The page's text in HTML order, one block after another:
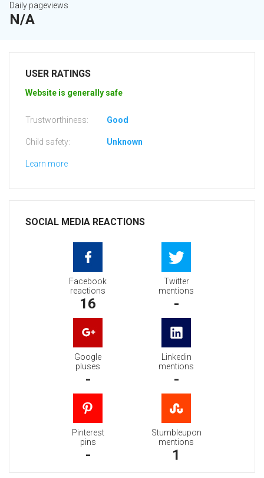
Daily pageviews
N/A
USER RATINGS
Website is generally safe
Trustworthiness: Good
Child safety: Unknown
Learn more
SOCIAL MEDIA REACTIONS
Facebook
reactions
16
Twitter
mentions
-
Google
pluses
-
Linkedin
mentions
-
Pinterest
pins
-
Stumbleupon
mentions
1